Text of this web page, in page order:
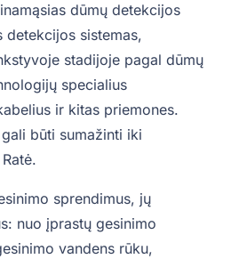
dūmų detekcijos
detekcijos sistemas,
stadijoje pagal dūmų
specialius
ir kitas priemones.
būti sumažinti iki
sprendimus, jų
nuo įprastų gesinimo
vandens rūku,